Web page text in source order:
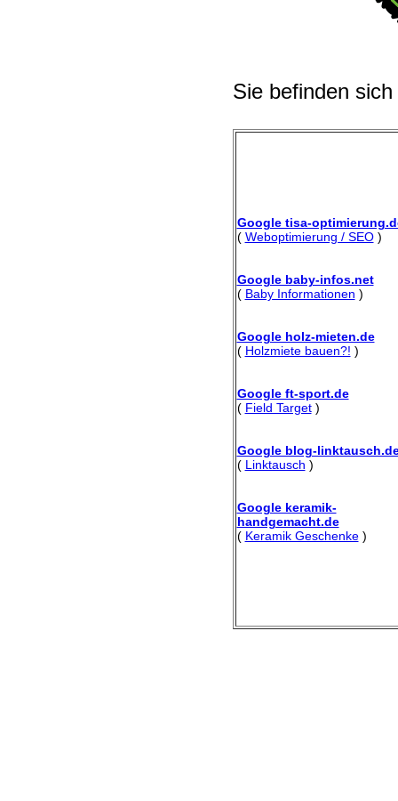
Sie befinden
Google tisa-
( Weboptimierung / SEO)
Google baby-infos.net
( Baby Informationen )
Google holz-mieten.de
( Holzmiete bauen?! )
Google ft-sport.de
( Field Target)
Google blog-
( Linktausch )
Google keramik-
handgemacht.de
( Keramik Geschenke)